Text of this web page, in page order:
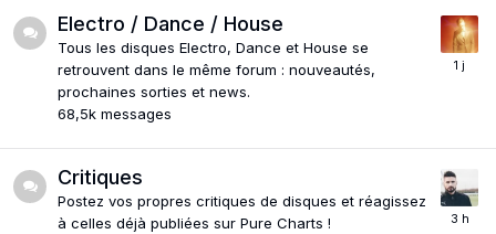
Electro / Dance / House
Tous les disques Electro, Dance et House se
retrouvent dans le même forum : nouveautés,
prochaines sorties et news.
68,5k messages
Critiques
Postez vos propres critiques de disques et réagissez
à celles déjà publiées sur Pure Charts !